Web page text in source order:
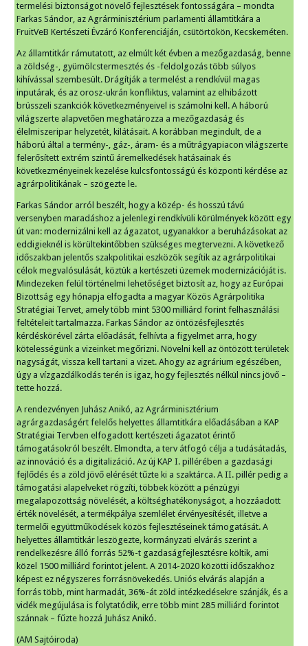
termelési biztonságot növelő fejlesztések fontosságára – mondta
Farkas Sándor, az Agrárminisztérium parlamenti államtitkára a
FruitVeB Kertészeti Évzáró Konferenciáján, csütörtökön, Kecskeméten.
Az államtitkár rámutatott, az elmúlt két évben a mezőgazdaság, benne
a zöldség-, gyümölcstermesztés és -feldolgozás több súlyos
kihívással szembesült. Drágítják a termelést a rendkívül magas
inputárak, és az orosz-ukrán konfliktus, valamint az elhibázott
brüsszeli szankciók következményeivel is számolni kell. A háború
világszerte alapvetően meghatározza a mezőgazdaság és
élelmiszeripar helyzetét, kilátásait. A korábban megindult, de a
háború által a termény-, gáz-, áram- és a műtrágyapiacon világszerte
felerősített extrém szintű áremelkedések hatásainak és
következményeinek kezelése kulcsfontosságú és központi kérdése az
agrárpolitikának – szögezte le.
Farkas Sándor arról beszélt, hogy a közép- és hosszú távú
versenyben maradáshoz a jelenlegi rendkívüli körülmények között egy
út van: modernizálni kell az ágazatot, ugyanakkor a beruházásokat az
eddigieknél is körültekintőbben szükséges megtervezni. A következő
időszakban jelentős szakpolitikai eszközök segítik az agrárpolitikai
célok megvalósulását, köztük a kertészeti üzemek modernizációját is.
Mindezeken felül történelmi lehetőséget biztosít az, hogy az Európai
Bizottság egy hónapja elfogadta a magyar Közös Agrárpolitika
Stratégiai Tervet, amely több mint 5300 milliárd forint felhasználási
feltételeit tartalmazza. Farkas Sándor az öntözésfejlesztés
kérdéskörével zárta előadását, felhívta a figyelmet arra, hogy
kötelességünk a vizeinket megőrizni. Növelni kell az öntözött területek
nagyságát, vissza kell tartani a vizet. Ahogy az agrárium egészében,
úgy a vízgazdálkodás terén is igaz, hogy fejlesztés nélkül nincs jövő –
tette hozzá.
A rendezvényen Juhász Anikó, az Agrárminisztérium
agrárgazdaságért felelős helyettes államtitkára előadásában a KAP
Stratégiai Tervben elfogadott kertészeti ágazatot érintő
támogatásokról beszélt. Elmondta, a terv átfogó célja a tudásátadás,
az innováció és a digitalizáció. Az új KAP I. pillérében a gazdasági
fejlődés és a zöld jövő elérését tűzte ki a szaktárca. A II. pillér pedig a
támogatási alapelveket rögzíti, többek között a pénzügyi
megalapozottság növelését, a költséghatékonyságot, a hozzáadott
érték növelését, a termékpálya szemlélet érvényesítését, illetve a
termelői együttműködések közös fejlesztéseinek támogatását. A
helyettes államtitkár leszögezte, kormányzati elvárás szerint a
rendelkezésre álló forrás 52%-t gazdaságfejlesztésre költik, ami
közel 1500 milliárd forintot jelent. A 2014-2020 közötti időszakhoz
képest ez négyszeres forrásnövekedés. Uniós elvárás alapján a
forrás több, mint harmadát, 36%-át zöld intézkedésekre szánják, és a
vidék megújulása is folytatódik, erre több mint 285 milliárd forintot
szánnak – fűzte hozzá Juhász Anikó.
(AM Sajtóiroda)